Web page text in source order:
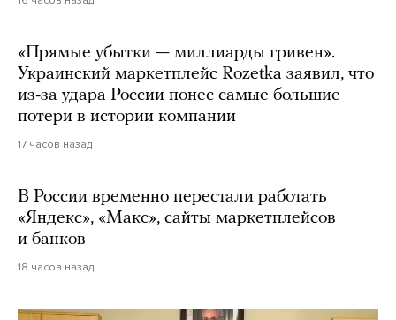
«Прямые убытки — миллиарды гривен».
Украинский маркетплейс Rozetka заявил, что
из-за удара России понес самые большие
потери в истории компании
17 часов назад
В России временно перестали работать
«Яндекс», «Макс», сайты маркетплейсов
и банков
18 часов назад